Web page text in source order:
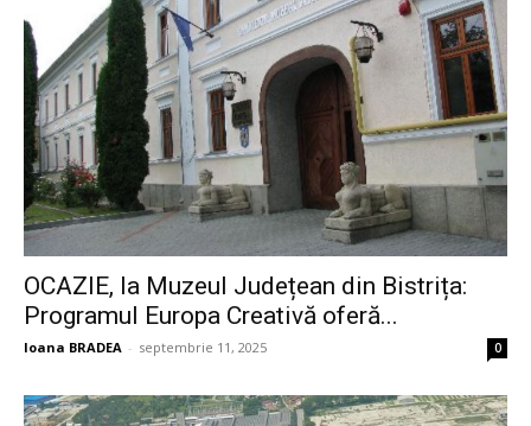
OCAZIE, la Muzeul Județean din Bistrița:
Programul Europa Creativă oferă...
Ioana BRADEA - septembrie 11, 2025 0